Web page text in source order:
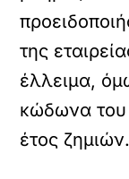
της
έλλειμα,
κώδωνα του
έτος ζημιών.